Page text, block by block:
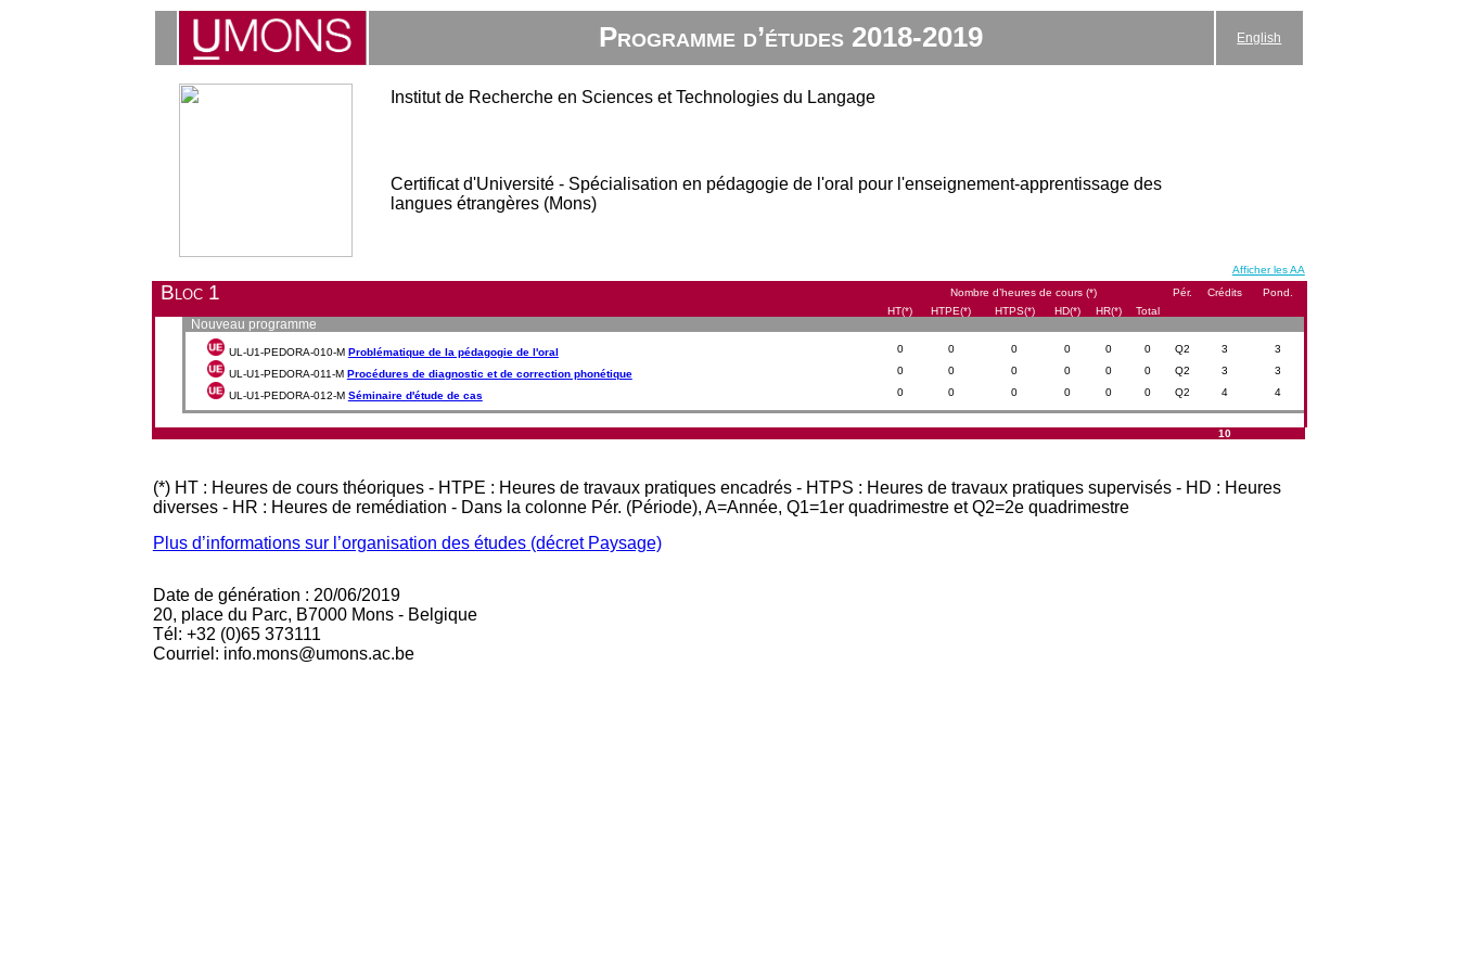
Programme d’études 2018-2019 English
Institut de Recherche en Sciences et Technologies du Langage
Certificat d'Université - Spécialisation en pédagogie de l'oral pour l'enseignement-apprentissage des
langues étrangères (Mons)
Afficher les AA
Bloc 1 Nombre d’heures de cours (*) Pér. Crédits
Pond.
HT(*)
HTPE(*) HTPS(*) HD(*) HR(*) Total
Nouveau programme
UL-U1-PEDORA-010-M Problématique de la pédagogie de l'oral 0 0 0 0 0 0 Q2 3 3
UL-U1-PEDORA-011-M Procédures de diagnostic et de correction phonétique 0 0 0 0 0 0 Q2 3 3
UL-U1-PEDORA-012-M Séminaire d'étude de cas 0 0 0 0 0 0 Q2 4 4
10
(*) HT : Heures de cours théoriques - HTPE : Heures de travaux pratiques encadrés - HTPS : Heures de travaux pratiques supervisés - HD : Heures
diverses - HR : Heures de remédiation - Dans la colonne Pér. (Période), A=Année, Q1=1er quadrimestre et Q2=2e quadrimestre
Plus d’informations sur l’organisation des études (décret Paysage)
Date de génération : 20/06/2019
20, place du Parc, B7000 Mons - Belgique
Tél: +32 (0)65 373111
Courriel: info.mons@umons.ac.be